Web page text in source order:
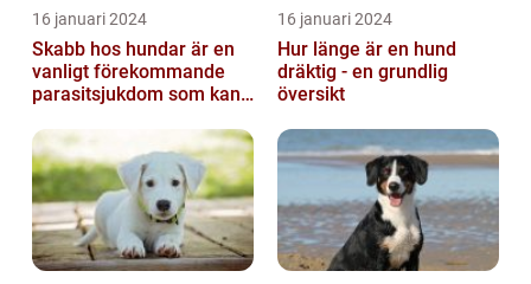
16 januari 2024
Skabb hos hundar är en
vanligt förekommande
parasitsjukdom som kan
och smittsa...
16 januari 2024
Hur länge är en hund
dräktig - en grundlig
översikt